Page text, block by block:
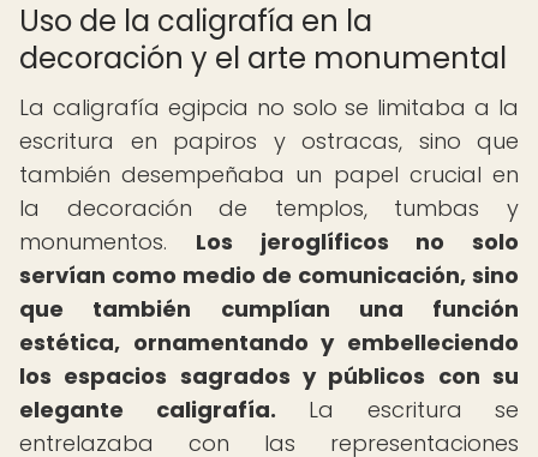
Uso de la caligrafía en la
decoración y el arte monumental
La caligrafía egipcia no solo se limitaba a la
escritura en papiros y ostracas, sino que
también desempeñaba un papel crucial en
la decoración de templos, tumbas y
monumentos. Los jeroglíficos no solo
servían como medio de comunicación, sino
que también cumplían una función
estética, ornamentando y embelleciendo
los espacios sagrados y públicos con su
elegante caligrafía. La escritura se
entrelazaba con las representaciones